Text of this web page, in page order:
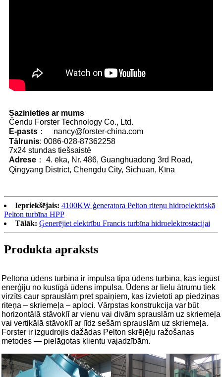
Sazinieties ar mums
Čendu Forster Technology Co., Ltd.
E-pasts ： nancy@forster-china.com
Tālrunis: 0086-028-87362258
7x24 stundas tiešsaistē
Adrese ： 4. ēka, Nr. 486, Guanghuadong 3rd Road,
Qingyang District, Chengdu City, Sichuan, Ķīna
Iepriekšējais: 4100KW ģeneratora Pelton riteņu hidroelektriskā
Pelton turbīna HPP
Tālāk: Ģenerējiet elektrību Francis turbīna hidroelektrostacijai
Produkta apraksts
Peltona ūdens turbīna ir impulsa tipa ūdens turbīna, kas iegūst
enerģiju no kustīgā ūdens impulsa. Ūdens ar lielu ātrumu tiek
virzīts caur sprauslām pret spaiņiem, kas izvietoti ap piedziņas
riteņa – skriemeļa – aploci. Vārpstas konstrukcija var būt
horizontālā stāvoklī ar vienu vai divām sprauslām uz skriemeļa
vai vertikālā stāvoklī ar līdz sešām sprauslām uz skriemeļa.
Forster ir izgudrojis dažādas Pelton skrējēju ražošanas
metodes — pielāgotas klientu vajadzībām.